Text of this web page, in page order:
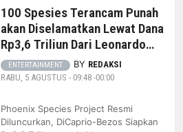
100 Spesies Terancam Punah
akan Diselamatkan Lewat Dana
Rp3,6 Triliun Dari Leonardo
Dicaprio dan Jeff Bezos
ENTERTAINMENT BY REDAKSI
RABU, 5 AGUSTUS - 09:48 -00:00
Phoenix Species Project Resmi
Diluncurkan, DiCaprio-Bezos Siapkan